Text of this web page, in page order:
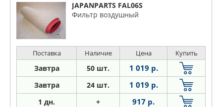
JAPANPARTS FAL06S
Фильтр воздушный
Поставка Наличие Цена Купить
Завтра 50 шт. 1 019 р.
Завтра 24 шт. 1 019 р.
1 дн. + 917 р.